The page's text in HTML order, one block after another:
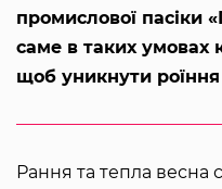
промислової пасіки
саме в таких умовах
щоб уникнути
Рання та тепла весна